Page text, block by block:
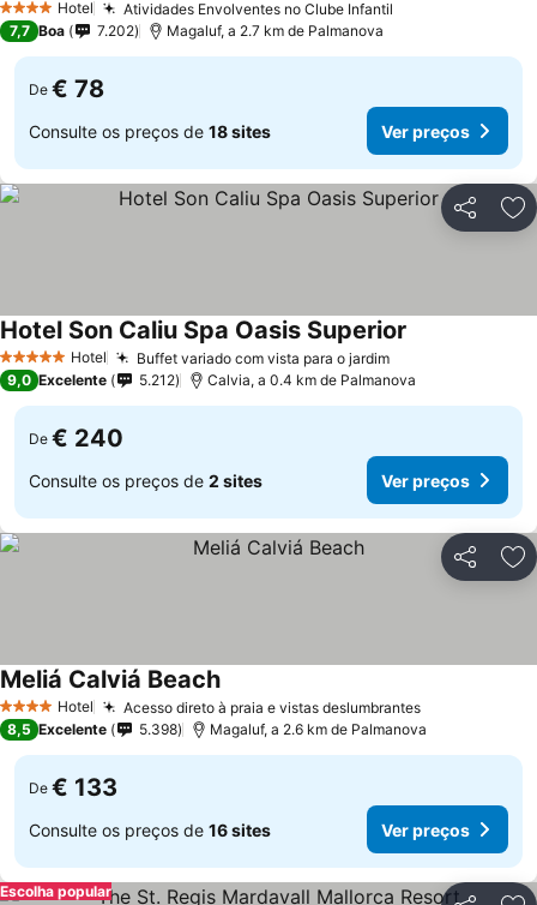
4 EstrelasHotel
Atividades Envolventes no Clube Infantil
7,7 Boa 7.202 Magaluf, a 2.7 km de Palmanova
De € 78
Consulte os preços de 18 sites Ver preços
Partilhar
5 Estrelas Hotel Buffet variado com vista para o jardim
Hotel Son Caliu Spa Oasis Superior
9,0 Excelente 5.212 Calvia, a 0.4 km de Palmanova
De € 240
Consulte os preços de 2 sites Ver preços
Partilhar
4 EstrelasHotel Acesso direto à praia e vistas deslumbrantes
Meliá Calviá Beach
8,5 Excelente 5.398 Magaluf, a 2.6 km de Palmanova
De € 133
Consulte os preços de 16 sites Ver preços
Escolha popular